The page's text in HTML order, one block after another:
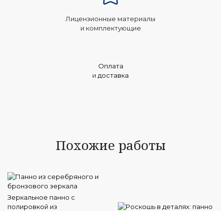
Лицензионные материалы
и комплектующие
Оплата
и доставка
Похожие работы
Зеркальное панно с
полировкой из